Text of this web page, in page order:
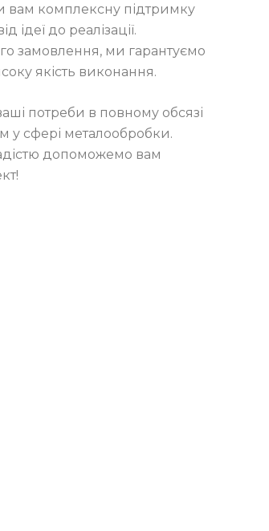
вам комплексну підтримку
ідеї до реалізації.
замовлення, ми гарантуємо
якість виконання.
потреби в повному обсязі
у сфері металообробки.
допоможемо вам